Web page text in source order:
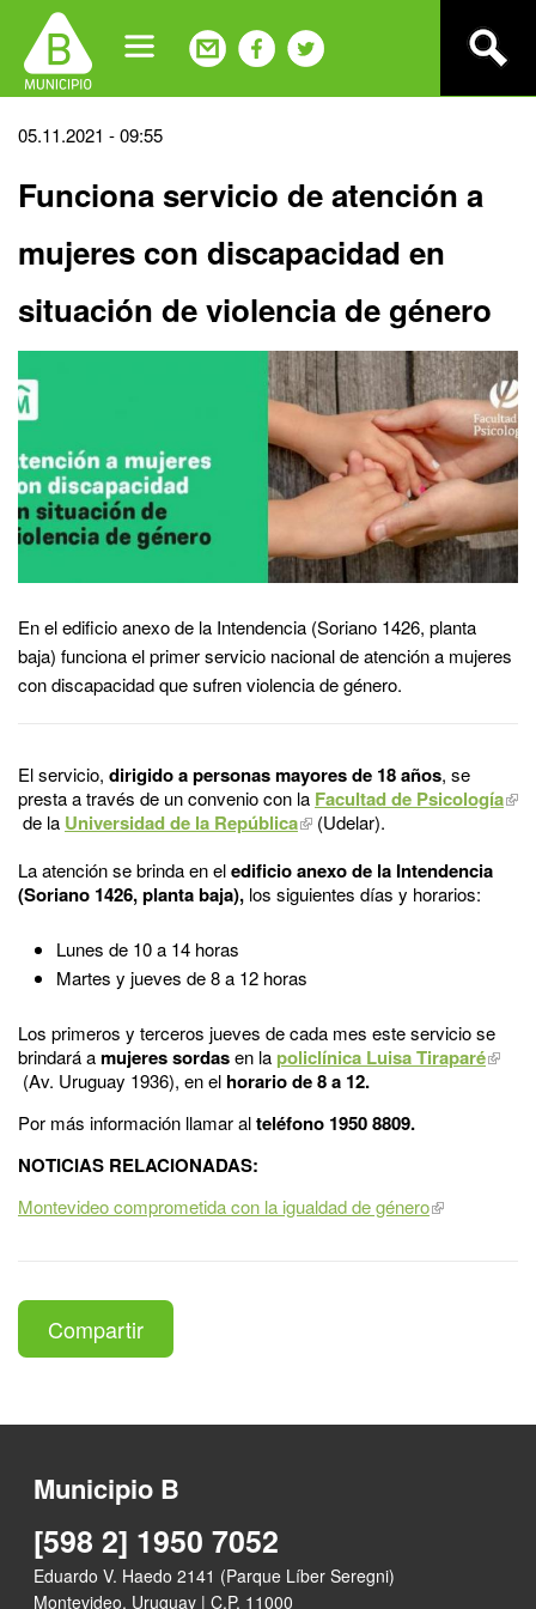
navigation
Back
top
05.11.2021 - 09:55
Funciona servicio de atención a
mujeres con discapacidad en
situación de violencia de género
En el edificio anexo de la Intendencia (Soriano 1426, planta
baja) funciona el primer servicio nacional de atención a mujeres
con discapacidad que sufren violencia de género.
El servicio, dirigido a personas mayores de 18 años, se
presta a través de un convenio con la Facultad de Psicología
de la Universidad de la República
(Udelar).
La atención se brinda en eledificio anexo de la Intendencia
(Soriano 1426, planta baja), los siguientes días y horarios:
Lunes de 10 a 14 horas
Martes y jueves de 8 a 12 horas
Los primeros y terceros jueves de cada mes este servicio se
brindará amujeres sordasen lapoliclínica Luisa Tiraparé
(Av. Uruguay 1936), en el horario de 8 a 12.
Por más información llamar alteléfono 1950 8809.
NOTICIAS RELACIONADAS:
Montevideo comprometida con la igualdad de género
Compartir
Municipio B
[598 2] 1950 7052
Eduardo V. Haedo 2141 (Parque Líber Seregni)
Montevideo, Uruguay | C.P. 11000